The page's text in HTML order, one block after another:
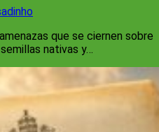
que se ciernen sobre
nativas y…